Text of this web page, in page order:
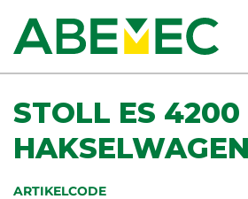
STOLL ES 4200
HAKSELWAGEN
ARTIKELCODE